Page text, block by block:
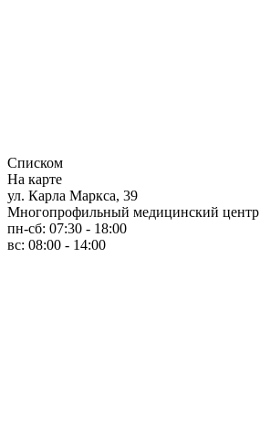
Списком
На карте
ул. Карла Маркса, 39
Многопрофильный медицинский центр
пн-сб: 07:30 - 18:00
вс: 08:00 - 14:00